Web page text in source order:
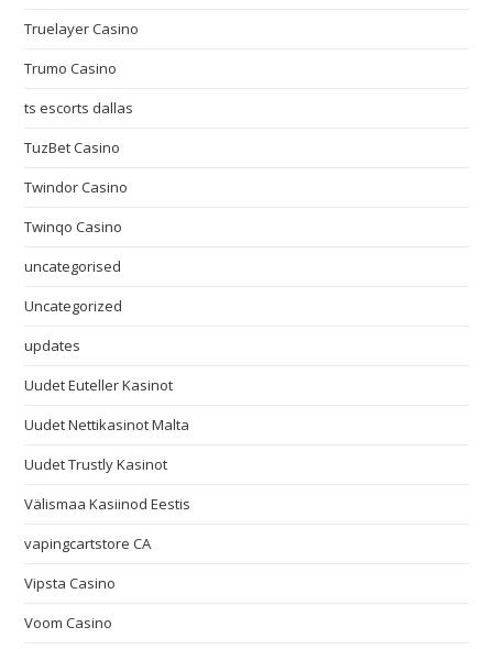
Truelayer Casino
Trumo Casino
ts escorts dallas
TuzBet Casino
Twindor Casino
Twinqo Casino
uncategorised
Uncategorized
updates
Uudet Euteller Kasinot
Uudet Nettikasinot Malta
Uudet Trustly Kasinot
Välismaa Kasiinod Eestis
vapingcartstore CA
Vipsta Casino
Voom Casino